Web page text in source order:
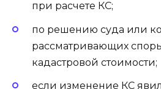
при расчете КС;
по решению суда или
рассматривающих
кадастровой стоимости;
если изменение КС